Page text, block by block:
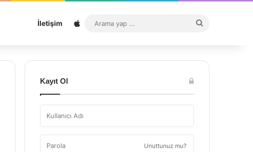
İletişim Sitemap
...
Kayıt Ol
Unuttunuz mu?